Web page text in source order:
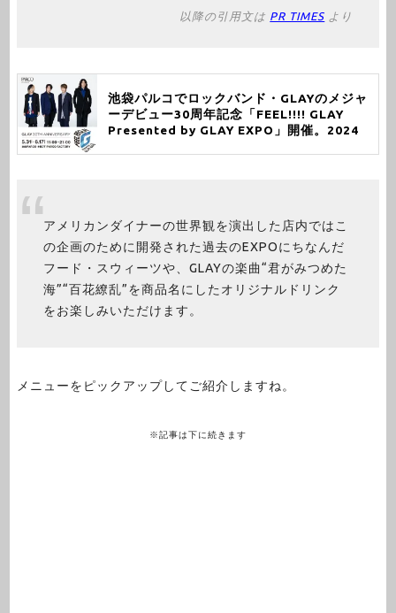
以降の引用文は PR TIMES より
池袋パルコでロックバンド・GLAYのメジャ
ーデビュー30周年記念「FEEL!!!! GLAY
Presented by GLAY EXPO」開催。2024
アメリカンダイナーの世界観を演出した店内ではこ
の企画のために開発された過去のEXPOにちなんだ
フード・スウィーツや、GLAYの楽曲“君がみつめた
海”“百花繚乱”を商品名にしたオリジナルドリンク
をお楽しみいただけます。
メニューをピックアップしてご紹介しますね。
※記事は下に続きます